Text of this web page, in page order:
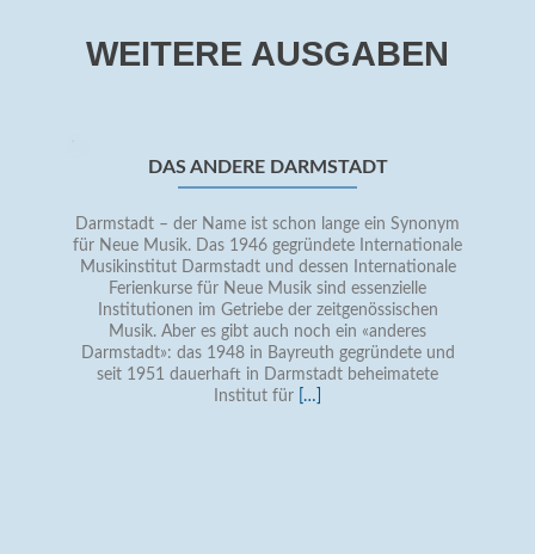
WEITERE AUSGABEN
DAS ANDERE DARMSTADT
Darmstadt – der Name ist schon lange ein Synonym
für Neue Musik. Das 1946 gegründete Internationale
Musikinstitut Darmstadt und dessen Internationale
Ferienkurse für Neue Musik sind essenzielle
Institutionen im Getriebe der zeitgenössischen
Musik. Aber es gibt auch noch ein «anderes
Darmstadt»: das 1948 in Bayreuth gegründete und
seit 1951 dauerhaft in Darmstadt beheimatete
Institut für
Read
[…]